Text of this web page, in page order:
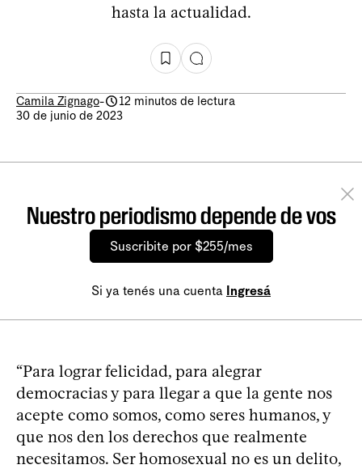
hasta la actualidad.
Camila Zignago-
12 minutos de lectura
30 de junio de 2023
Nuestro periodismo depende de vos
Suscribite por $255/mes
Si ya tenés una cuenta Ingresá
“Para lograr felicidad, para alegrar
democracias y para llegar a que la gente nos
acepte como somos, como seres humanos, y
que nos den los derechos que realmente
necesitamos. Ser homosexual no es un delito,